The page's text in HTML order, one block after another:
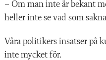
– Om man inte är bekant
heller inte se vad som
Våra politikers insatser på
inte mycket för.